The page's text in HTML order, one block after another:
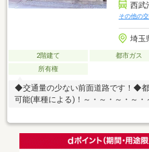
西武
その他の
埼玉
2階建て 都市ガス
所有権
◆交通量の少ない前面道路です！◆
可能(車種による)！～・～・～・～・
聞かせください】◆毎月の住居費用
のかな・・・◆住宅ローンの審査が
○○○を叶えたい！◆賃貸よりも購入し